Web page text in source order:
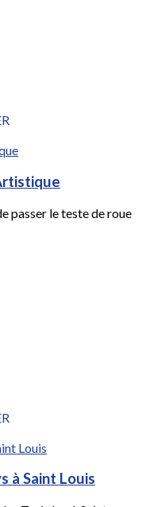
passer le teste de roue
à Saint Louis